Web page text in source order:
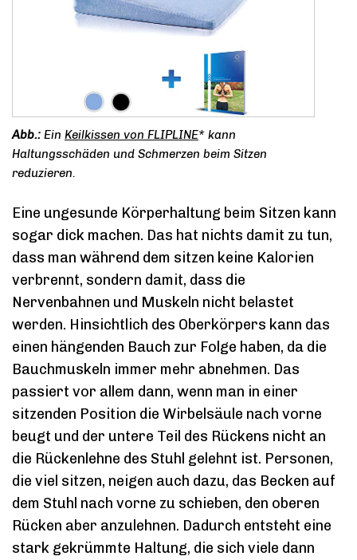
Ein Keilkissen von FLIPLINE* kann
Haltungsschäden und Schmerzen beim Sitzen
reduzieren.
Eine ungesunde Körperhaltung beim Sitzen kann
sogar dick machen. Das hat nichts damit zu tun,
dass man während dem sitzen keine Kalorien
verbrennt, sondern damit, dass die
Nervenbahnen und Muskeln nicht belastet
werden. Hinsichtlich des Oberkörpers kann das
einen hängenden Bauch zur Folge haben, da die
Bauchmuskeln immer mehr abnehmen. Das
passiert vor allem dann, wenn man in einer
sitzenden Position die Wirbelsäule nach vorne
beugt und der untere Teil des Rückens nicht an
die Rückenlehne des Stuhl gelehnt ist. Personen,
die viel sitzen, neigen auch dazu, das Becken auf
dem Stuhl nach vorne zu schieben, den oberen
Rücken aber anzulehnen. Dadurch entsteht eine
stark gekrümmte Haltung, die sich viele dann